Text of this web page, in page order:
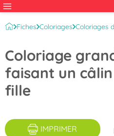
Fiches Coloriages Coloriages
Coloriage
faisant un
fille
IMPRIMER